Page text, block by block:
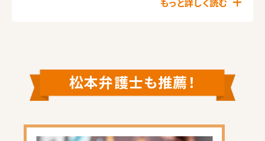
松本弁護士も推薦！